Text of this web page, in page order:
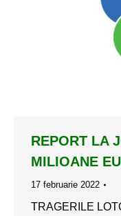
REPORT LA
MILIOANE
17 februarie 2022
TRAGERILE